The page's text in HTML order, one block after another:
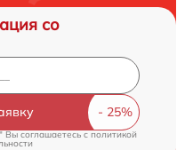
со
Вы соглашаетесь cполитикой